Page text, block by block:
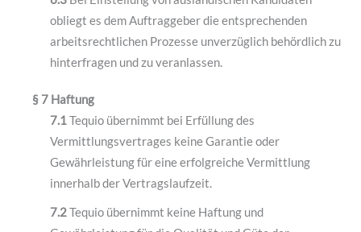
obliegt es dem Auftraggeber die entsprechenden
arbeitsrechtlichen Prozesse unverzüglich behördlich zu
hinterfragen und zu veranlassen.
§ 7 Haftung
7.1Tequio übernimmt bei Erfüllung des
Vermittlungsvertrages keine Garantie oder
Gewährleistung für eine erfolgreiche Vermittlung
innerhalb der Vertragslaufzeit.
7.2Tequio übernimmt keine Haftung und